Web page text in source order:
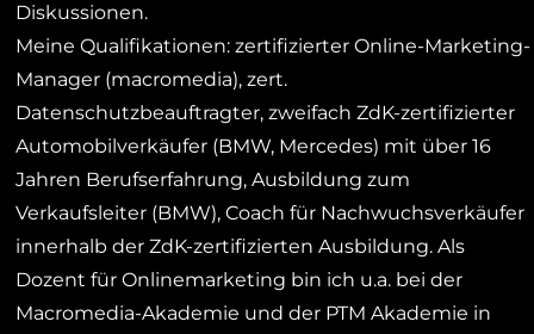
Diskussionen.
Meine Qualifikationen: zertifizierter Online-Marketing-
Manager (macromedia), zert.
Datenschutzbeauftragter, zweifach ZdK-zertifizierter
Automobilverkäufer (BMW, Mercedes) mit über 16
Jahren Berufserfahrung, Ausbildung zum
Verkaufsleiter (BMW), Coach für Nachwuchsverkäufer
innerhalb der ZdK-zertifizierten Ausbildung. Als
Dozent für Onlinemarketing bin ich u.a. bei der
Macromedia-Akademie und der PTM Akademie in